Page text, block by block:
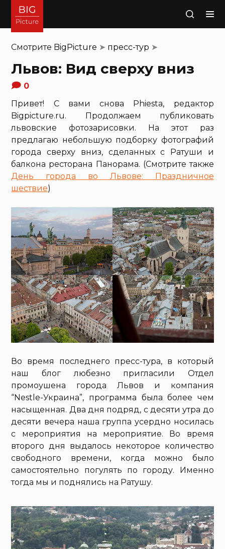
Поиск
Смотрите BigPicture ➤ пресс-тур ➤
Львов: Вид сверху вниз
0
Привет! С вами снова Phiesta, редактор
Bigpicture.ru. Продолжаем публиковать
львовские фотозарисовки. На этот раз
предлагаю небольшую подборку фотографий
города сверху вниз, сделанных с Ратуши и
балкона ресторана Панорама. (Смотрите также
День города во Львове: Праздничное
шествие)
Во время последнего пресс-тура, в который
наш блог любезно пригласили Отдел
промоушена города Львов и компания
“Nestle-Украина”, программа была более чем
насыщенная. Два дня подряд, с десяти утра до
десяти вечера наша группа усердно носилась
с мероприятия на мероприятие. Во время
второго дня выдалось некоторое количество
свободного времени, когда можно было
самостоятельно погулять по городу. Именно
тогда мы и поднялись на Ратушу.